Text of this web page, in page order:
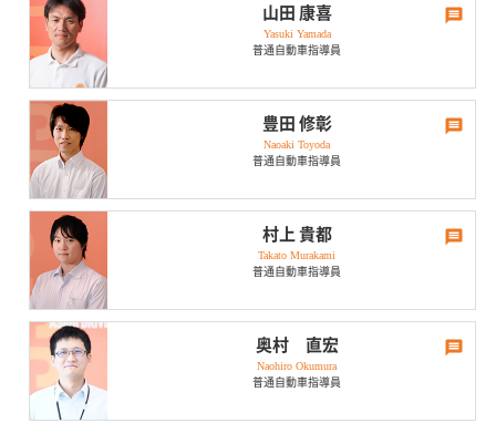
免許を取った初めての夏、尾張津島天王まつりの後中学の同級生と海
に行こうと盛り上がりそのまま北陸若狭湾まで行きました。深夜に着
いてすぐ海岸で花火をしました。
休日･趣味は？
車が好きです、特にタイヤにはこだわりがあります。オフは、ジムで
汗を流しています。
思い出のドライブは？
18才で免許を取り、アルバイトをして1年後中古車(6年経過)を購入。
高校の友人と海水浴、渋滞でオーバーヒート。当時は携帯電話もな
く、大変でした。
山田 康喜
Yasuki Yamada
普通自動車指導員
休日･趣味は？
休日は、子供の野球に1日お付き合いでヘトヘトです。中学・高校野球
の話題はOKです。
思い出のドライブは？
免許を取ったばかりの時は、東京・大阪などいろいろ行きましたが、
当時はナビもなく、地図で目的地を探し、まさに、野を越え山越えの
世界でよく迷走していました。現在では、いい思い出です。
安全なドライバー目指して一緒に、楽しく頑張りましょう。
豊田 修彰
Naoaki Toyoda
普通自動車指導員
休日･趣味は？
バイク、ドライブ、旅行、スノーボード、などが好きです。趣味を通
じて経験したことを皆様にお伝え出来ればと思います。
思い出のドライブは？
車で走れる砂浜、なぎさドライブウェイはとても気持ちの良い砂浜道
でした！少し遠いですが皆さまも免許を取得して行ってみてはいかが
でしょう？
村上 貴都
Takato Murakami
普通自動車指導員
休日･趣味は？
主な趣味はゲームです。特にスプラトゥーンやスマブラをします。 モ
ンスターハンターもかじる程度にやります。ゲームをしない時は
Netflixで楽しんでいます。アウトドアで言えば、昔は競泳をしてい
奥村 直宏
Naohiro Okumura
普通自動車指導員